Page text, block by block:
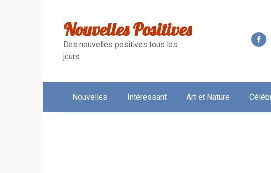
Nouvelles Positives
Des nouvelles positives tous les
jours
Nouvelles Intéressant Art et Nature